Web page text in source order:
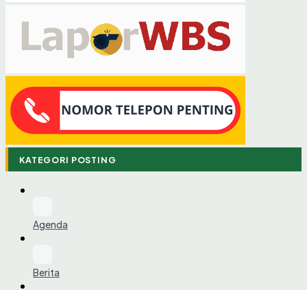
KATEGORI POSTING
Agenda
Berita